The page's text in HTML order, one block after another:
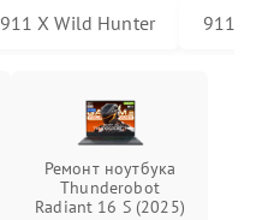
911 X Wild Hunter 911 Plus
Ремонт ноутбука
Thunderobot
Radiant 16 S (2025)